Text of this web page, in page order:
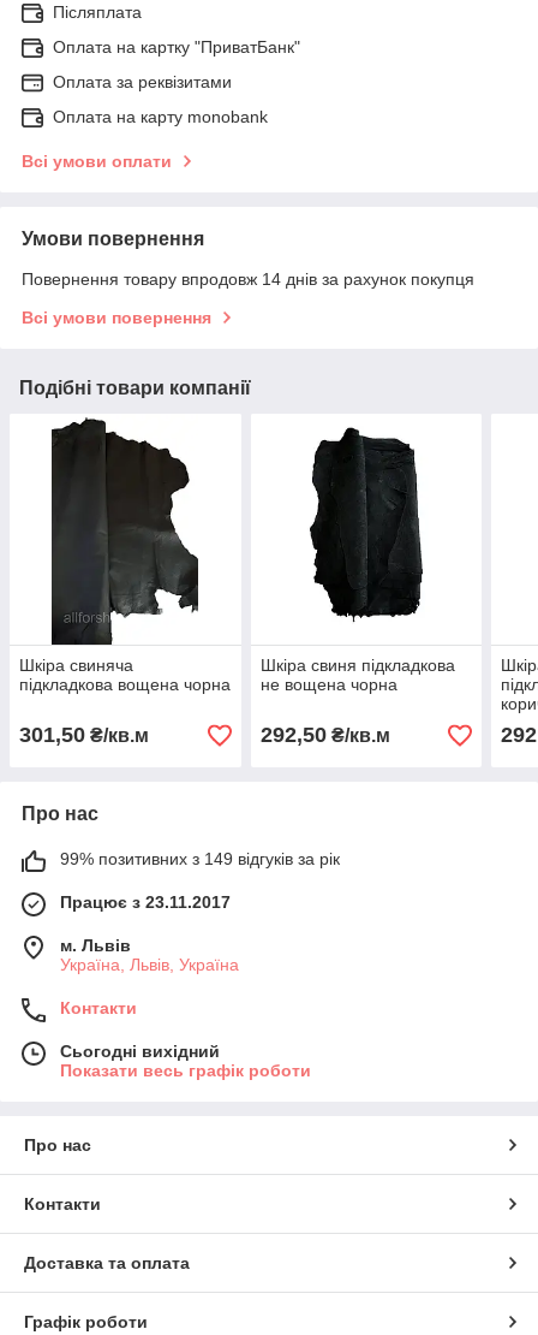
Післяплата
Оплата на картку "ПриватБанк"
Оплата за реквізитами
Оплата на карту monobank
Всі умови оплати
Умови повернення
Повернення товару впродовж 14 днів за рахунок покупця
Всі умови повернення
Подібні товари компанії
Шкіра свиняча
підкладкова вощена чорна
301,50 ₴/кв.м
Шкіра свиня підкладкова
не вощена чорна
292,50₴/кв.м
Про нас
99% позитивних з 149 відгуків за рік
Працює з 23.11.2017
м. Львів
Україна, Львів, Україна
Контакти
Сьогодні вихідний
Показати весь графік роботи
Про нас
Контакти
Доставка та оплата
Графік роботи